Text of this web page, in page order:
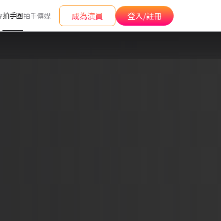
拍手圈拍手傳媒 成為演員 登入/註冊